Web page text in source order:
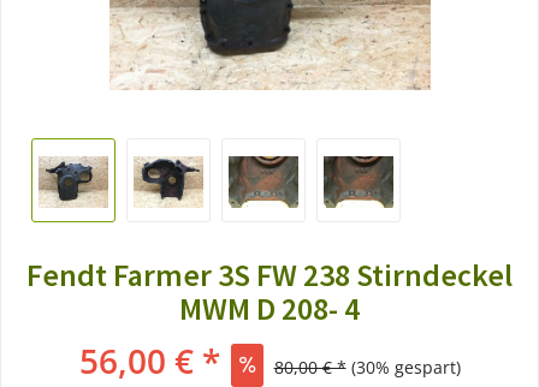
Fendt Farmer 3S FW 238 Stirndeckel
MWM D 208- 4
56,00 € * 80,00 € * (30% gespart)